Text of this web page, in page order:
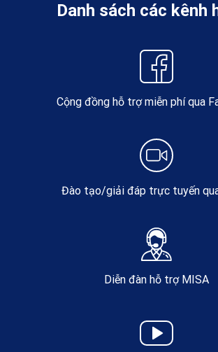
Danh sách các kênh
Cộng đồng hỗ trợ miễn phí qua
Đào tạo/giải đáp trực tuyến
Diễn đàn hỗ trợ MISA